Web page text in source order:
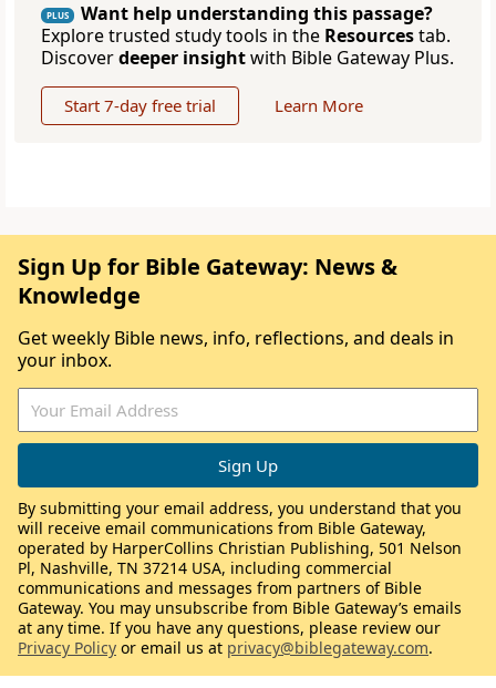
PLUS
Want help understanding this passage?
Explore trusted study tools in the Resourcestab.
Discoverdeeper insightwith Bible Gateway Plus.
Start 7-day free trial Learn More
Sign Up for Bible Gateway: News &
Knowledge
Get weekly Bible news, info, reflections, and deals in
your inbox.
By submitting your email address, you understand that you
will receive email communications from Bible Gateway,
operated by HarperCollins Christian Publishing, 501 Nelson
Pl, Nashville, TN 37214 USA, including commercial
communications and messages from partners of Bible
Gateway. You may unsubscribe from Bible Gateway’s emails
at any time. If you have any questions, please review our
Privacy Policy or email us at privacy@biblegateway.com.